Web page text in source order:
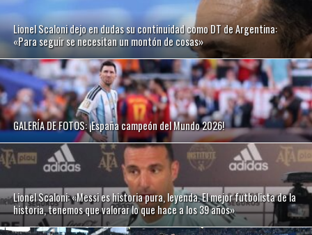
Lionel Scaloni dejo en dudas su continuidad como DT de Argentina:
«Para seguir se necesitan un montón de cosas»
GALERÍA DE FOTOS: ¡España campeón del Mundo 2026!
Lionel Scaloni: «Messi es historia pura, leyenda. El mejor futbolista de la
historia, tenemos que valorar lo que hace a los 39 años»